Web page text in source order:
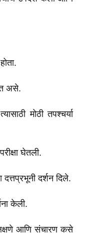
असे.
मोठी तपश्चर्या
घेतली.
दत्तप्रभूनी दर्शन दिले.
केली.
लक्षणे आणि संचारण कसे